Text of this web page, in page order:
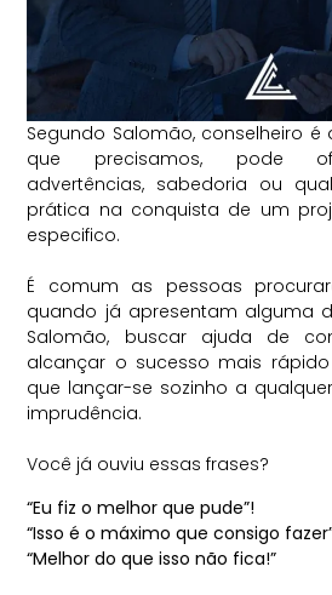
Segundo Salomão, conselheiro
que precisamos, pode
advertências, sabedoria ou
prática na conquista de um
especifico.
É comum as pessoas
quando já apresentam alguma
Salomão, buscar ajuda de
alcançar o sucesso mais
que lançar-se sozinho a
imprudência.
Você já ouviu essas frases?
“Eu fiz o melhor que pude”!
“Isso é o máximo que consigo
“Melhor do que isso não fica!”